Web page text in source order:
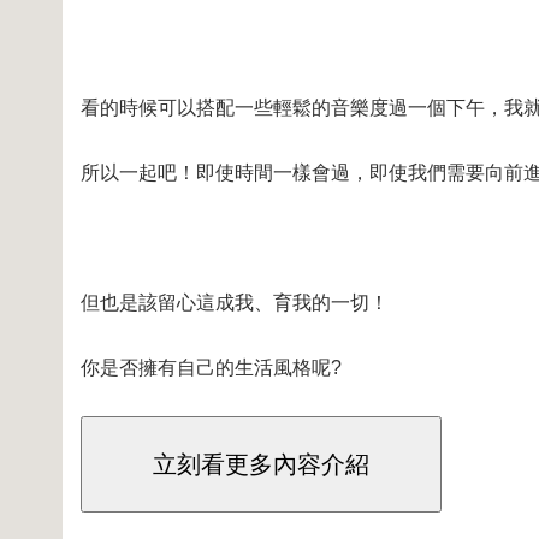
看的時候可以搭配一些輕鬆的音樂度過一個下午，我
所以一起吧！即使時間一樣會過，即使我們需要向前
但也是該留心這成我、育我的一切！
你是否擁有自己的生活風格呢?